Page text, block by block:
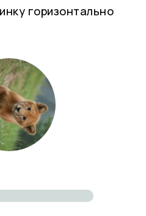
горизонтально